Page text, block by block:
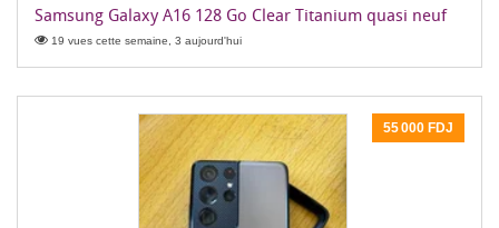
Samsung Galaxy A16 128 Go Clear Titanium quasi neuf
19 vues cette semaine, 3 aujourd'hui
55 000 FDJ